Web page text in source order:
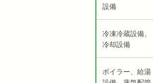
設備
冷凍冷蔵設備、
冷却設備
ボイラー、給湯